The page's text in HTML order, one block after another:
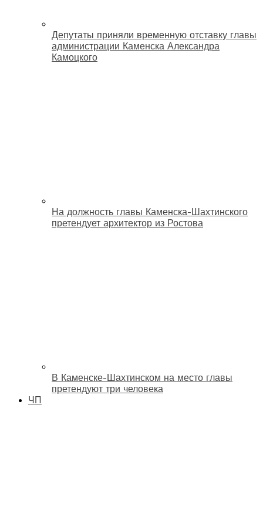
Депутаты приняли временную отставку главы
администрации Каменска Александра
Камоцкого
На должность главы Каменска-Шахтинского
претендует архитектор из Ростова
В Каменске-Шахтинском на место главы
претендуют три человека
ЧП